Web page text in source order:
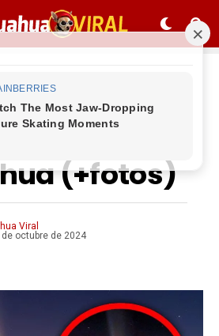
el Cometa
desde
(+fotos)
Viral
de octubre de 2024